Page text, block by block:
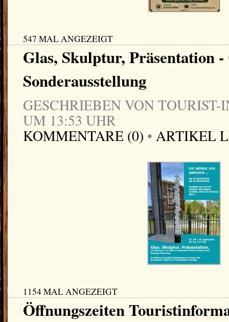
547 MAL ANGEZEIGT
Glas, Skulptur, Präsentation
Sonderausstellung
GESCHRIEBEN VON TOURIST-
UM 13:53 UHR
KOMMENTARE (0) • ARTIKEL
1154 MAL ANGEZEIGT
Öffnungszeiten